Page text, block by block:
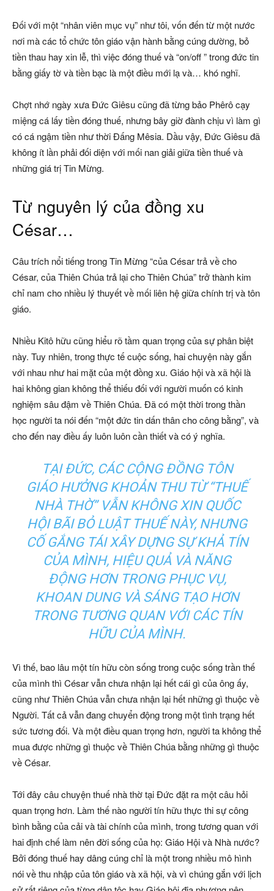
Đối với một “nhân viên mục vụ” như tôi, vốn đến từ một nước
nơi mà các tổ chức tôn giáo vận hành bằng cúng dường, bỏ
tiền thau hay xin lễ, thì việc đóng thuế và “on/off ” trong đức tin
bằng giấy tờ và tiền bạc là một điều mới lạ và… khó nghĩ.
Chợt nhớ ngày xưa Đức Giêsu cũng đã từng bảo Phêrô cạy
miệng cá lấy tiền đóng thuế, nhưng bây giờ đành chịu vì làm gì
có cá ngậm tiền như thời Đấng Mêsia. Dầu vậy, Đức Giêsu đã
không ít lần phải đối diện với mối nan giải giữa tiền thuế và
những giá trị Tin Mừng.
Từ nguyên lý của đồng xu
César…
Câu trích nổi tiếng trong Tin Mừng “của César trả về cho
César, của Thiên Chúa trả lại cho Thiên Chúa” trở thành kim
chỉ nam cho nhiều lý thuyết về mối liên hệ giữa chính trị và tôn
giáo.
Nhiều Kitô hữu cũng hiểu rõ tầm quan trọng của sự phân biệt
này. Tuy nhiên, trong thực tế cuộc sống, hai chuyện này gắn
với nhau như hai mặt của một đồng xu. Giáo hội và xã hội là
hai không gian không thể thiếu đối với người muốn có kinh
nghiệm sâu đậm về Thiên Chúa. Đã có một thời trong thần
học người ta nói đến “một đức tin dấn thân cho công bằng”, và
cho đến nay điều ấy luôn luôn cần thiết và có ý nghĩa.
TẠI ĐỨC, CÁC CỘNG ĐỒNG TÔN
GIÁO HƯỞNG KHOẢN THU TỪ “THUẾ
NHÀ THỜ” VẪN KHÔNG XIN QUỐC
HỘI BÃI BỎ LUẬT THUẾ NÀY, NHƯNG
CỐ GẮNG TÁI XÂY DỰNG SỰ KHẢ TÍN
CỦA MÌNH, HIỆU QUẢ VÀ NĂNG
ĐỘNG HƠN TRONG PHỤC VỤ,
KHOAN DUNG VÀ SÁNG TẠO HƠN
TRONG TƯƠNG QUAN VỚI CÁC TÍN
HỮU CỦA MÌNH.
Vì thế, bao lâu một tín hữu còn sống trong cuộc sống trần thế
của mình thì César vẫn chưa nhận lại hết cái gì của ông ấy,
cũng như Thiên Chúa vẫn chưa nhận lại hết những gì thuộc về
Người. Tất cả vẫn đang chuyển động trong một tình trạng hết
sức tương đối. Và một điều quan trọng hơn, người ta không thể
mua được những gì thuộc về Thiên Chúa bằng những gì thuộc
về César.
Tới đây câu chuyện thuế nhà thờ tại Đức đặt ra một câu hỏi
quan trọng hơn. Làm thế nào người tín hữu thực thi sự công
bình bằng của cải và tài chính của mình, trong tương quan với
hai định chế làm nên đời sống của họ: Giáo Hội và Nhà nước?
Bởi đóng thuế hay dâng cúng chỉ là một trong nhiều mô hình
nói về thu nhập của tôn giáo và xã hội, và vì chúng gắn với lịch